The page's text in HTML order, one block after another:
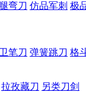
弯刀 仿品军刺 极
笔刀 弹簧跳刀 格
拉孜藏刀 另类刀剑